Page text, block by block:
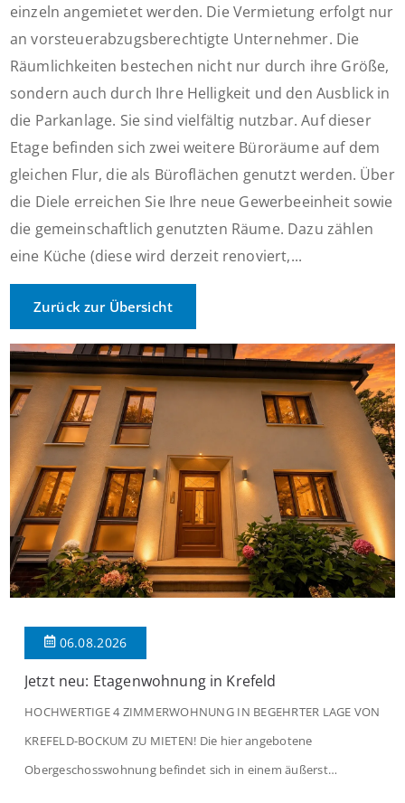
einzeln angemietet werden. Die Vermietung erfolgt nur
an vorsteuerabzugsberechtigte Unternehmer. Die
Räumlichkeiten bestechen nicht nur durch ihre Größe,
sondern auch durch Ihre Helligkeit und den Ausblick in
die Parkanlage. Sie sind vielfältig nutzbar. Auf dieser
Etage befinden sich zwei weitere Büroräume auf dem
gleichen Flur, die als Büroflächen genutzt werden. Über
die Diele erreichen Sie Ihre neue Gewerbeeinheit sowie
die gemeinschaftlich genutzten Räume. Dazu zählen
eine Küche (diese wird derzeit renoviert,...
Zurück zur Übersicht
06.08.2026
Jetzt neu: Etagenwohnung in Krefeld
HOCHWERTIGE 4 ZIMMERWOHNUNG IN BEGEHRTER LAGE VON
KREFELD-BOCKUM ZU MIETEN! Die hier angebotene
Obergeschosswohnung befindet sich in einem äußerst